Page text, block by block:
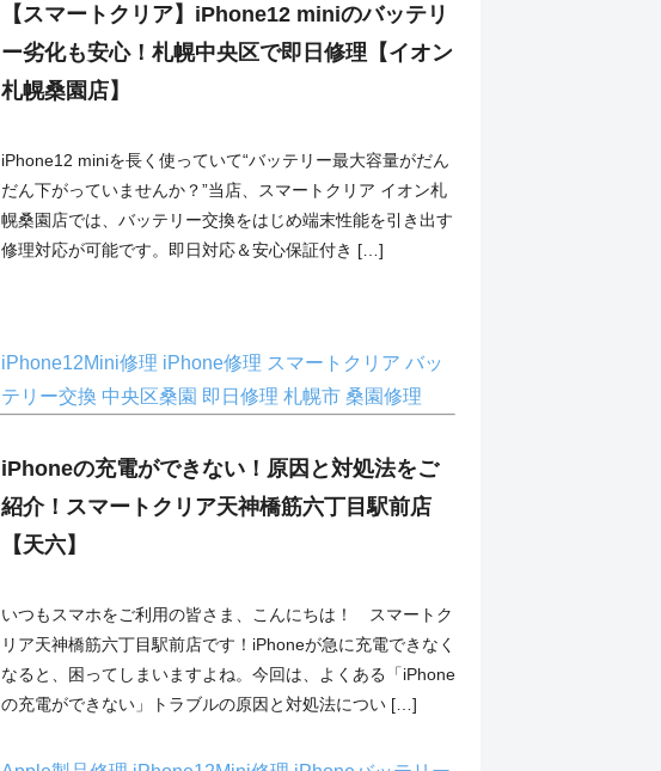
【スマートクリア】iPhone12 miniのバッテリ
ー劣化も安心！札幌中央区で即日修理【イオン
札幌桑園店】
iPhone12 miniを長く使っていて“バッテリー最大容量がだん
だん下がっていませんか？”当店、スマートクリア イオン札
幌桑園店では、バッテリー交換をはじめ端末性能を引き出す
修理対応が可能です。即日対応＆安心保証付き […]
iPhone12Mini修理 iPhone修理 スマートクリア バッ
テリー交換 中央区桑園 即日修理 札幌市 桑園修理
iPhoneの充電ができない！原因と対処法をご
紹介！スマートクリア天神橋筋六丁目駅前店
【天六】
いつもスマホをご利用の皆さま、こんにちは！ スマートク
リア天神橋筋六丁目駅前店です！iPhoneが急に充電できなく
なると、困ってしまいますよね。今回は、よくある「iPhone
の充電ができない」トラブルの原因と対処法につい […]